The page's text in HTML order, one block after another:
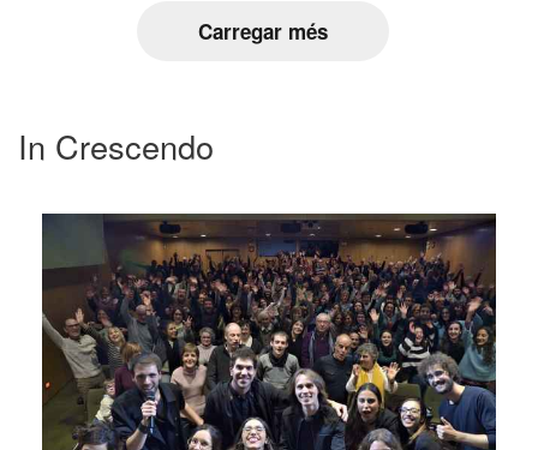
Carregar més
In Crescendo